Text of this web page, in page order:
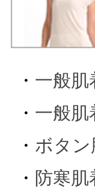
・ 一般肌
・ 一般肌
・ ボタン
・ 防寒